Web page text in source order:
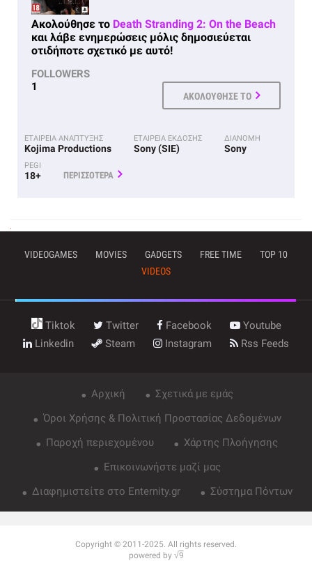
Ακολούθησε το Death Stranding 2: On the Beach
και λάβε ενημερώσεις μόλις δημοσιεύεται
οτιδήποτε σχετικό με αυτό!
FOLLOWERS
1
ΑΚΟΛΟΥΘΗΣΕ ΤΟ
ΕΤΑΙΡΕΙΑ ΑΝΑΠΤΥΞΗΣ
Kojima Productions
ΕΤΑΙΡΕΙΑ ΕΚΔΟΣΗΣ
Sony (SIE)
ΔΙΑΝΟΜΗ
Sony
PEGI
18+ ΠΕΡΙΣΣΟΤΕΡΑ
VIDEOGAMES MOVIES GADGETS FREE TIME
TOP 10
VIDEOS
Tiktok Twitter Facebook
Youtube
Linkedin
Steam Instagram Rss Feeds
Αρχική
Σχετικά με εμάς
Όροι Χρήσης & Πολιτική Προστασίας Δεδομένων
Παροχή περιεχομένου
Χάρτης Πλοήγησης
Επικοινωνήστε μαζί μας
Διαφημιστείτε στο Enternity.gr
Σύστημα Πόντων
Copyright © 2011-2025. All rights reserved.
powered by √9